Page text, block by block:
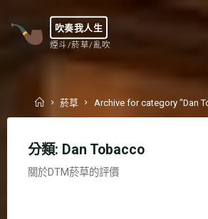
content
吹奏我人生
煙斗/菸草/亂吹
Home
菸草 Archive for category "Dan
分類: Dan Tobacco
關於DTM菸草的評價